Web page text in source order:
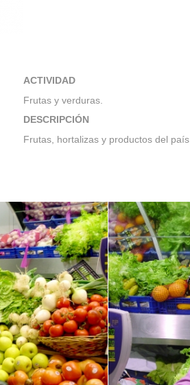
ACTIVIDAD
Frutas y verduras.
DESCRIPCIÓN
Frutas, hortalizas y productos del país.